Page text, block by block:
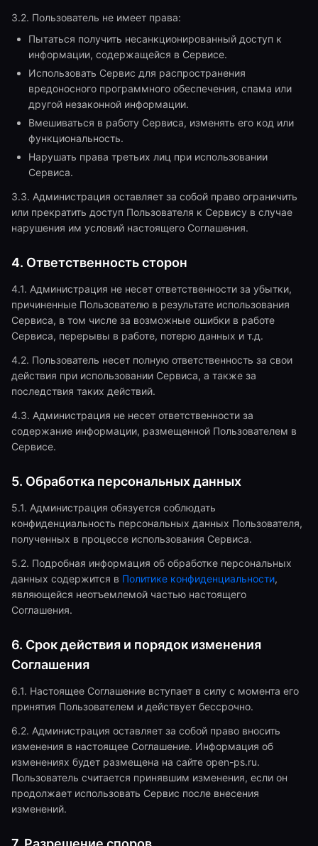
3.2. Пользователь не имеет права:
Пытаться получить несанкционированный доступ к
информации, содержащейся в Сервисе.
Использовать Сервис для распространения
вредоносного программного обеспечения, спама или
другой незаконной информации.
Вмешиваться в работу Сервиса, изменять его код или
функциональность.
Нарушать права третьих лиц при использовании
Сервиса.
3.3. Администрация оставляет за собой право ограничить
или прекратить доступ Пользователя к Сервису в случае
нарушения им условий настоящего Соглашения.
4. Ответственность сторон
4.1. Администрация не несет ответственности за убытки,
причиненные Пользователю в результате использования
Сервиса, в том числе за возможные ошибки в работе
Сервиса, перерывы в работе, потерю данных и т.д.
4.2. Пользователь несет полную ответственность за свои
действия при использовании Сервиса, а также за
последствия таких действий.
4.3. Администрация не несет ответственности за
содержание информации, размещенной Пользователем в
Сервисе.
5. Обработка персональных данных
5.1. Администрация обязуется соблюдать
конфиденциальность персональных данных Пользователя,
полученных в процессе использования Сервиса.
5.2. Подробная информация об обработке персональных
данных содержится в Политике конфиденциальности,
являющейся неотъемлемой частью настоящего
Соглашения.
6. Срок действия и порядок изменения
Соглашения
6.1. Настоящее Соглашение вступает в силу с момента его
принятия Пользователем и действует бессрочно.
6.2. Администрация оставляет за собой право вносить
изменения в настоящее Соглашение. Информация об
изменениях будет размещена на сайте open-ps.ru.
Пользователь считается принявшим изменения, если он
продолжает использовать Сервис после внесения
изменений.